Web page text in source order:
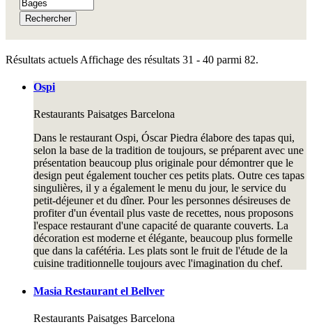
Rechercher
Résultats actuels Affichage des résultats 31 - 40 parmi 82.
Ospi
Restaurants Paisatges Barcelona
Dans le restaurant Ospi, Óscar Piedra élabore des tapas qui,
selon la base de la tradition de toujours, se préparent avec une
présentation beaucoup plus originale pour démontrer que le
design peut également toucher ces petits plats. Outre ces tapas
singulières, il y a également le menu du jour, le service du
petit-déjeuner et du dîner. Pour les personnes désireuses de
profiter d'un éventail plus vaste de recettes, nous proposons
l'espace restaurant d'une capacité de quarante couverts. La
décoration est moderne et élégante, beaucoup plus formelle
que dans la cafétéria. Les plats sont le fruit de l'étude de la
cuisine traditionnelle toujours avec l'imagination du chef.
Masia Restaurant el Bellver
Restaurants Paisatges Barcelona